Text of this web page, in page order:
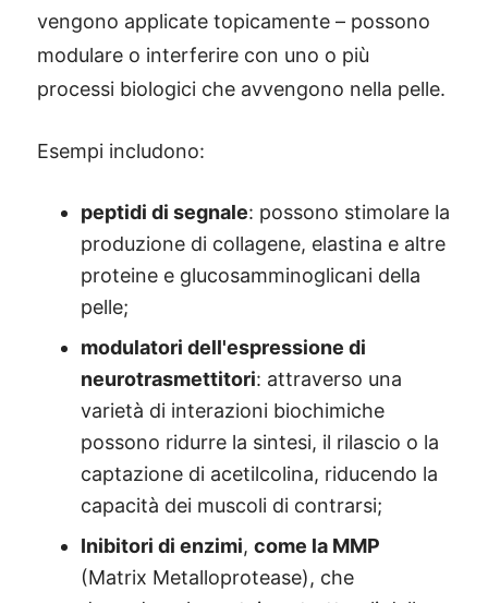
vengono applicate topicamente – possono
modulare o interferire con uno o più
processi biologici che avvengono nella pelle.
Esempi includono:
peptidi di segnale: possono stimolare la
produzione di collagene, elastina e altre
proteine e glucosamminoglicani della
pelle;
modulatori dell'espressione di
neurotrasmettitori: attraverso una
varietà di interazioni biochimiche
possono ridurre la sintesi, il rilascio o la
captazione di acetilcolina, riducendo la
capacità dei muscoli di contrarsi;
Inibitori di enzimi, come la MMP
(Matrix Metalloprotease), che